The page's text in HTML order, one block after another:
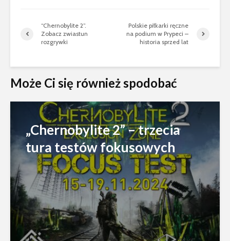
“Chernobylite 2”.
Zobacz zwiastun
rozgrywki
Polskie piłkarki ręczne
na podium w Prypeci –
historia sprzed lat
Może Ci się również spodobać
„Chernobylite 2” – trzecia
tura testów fokusowych